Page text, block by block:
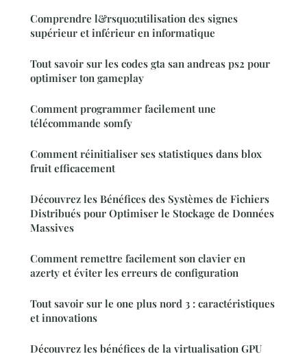
Comprendre l&rsquo;utilisation des signes
supérieur et inférieur en informatique
Tout savoir sur les codes gta san andreas ps2 pour
optimiser ton gameplay
Comment programmer facilement une
télécommande somfy
Comment réinitialiser ses statistiques dans blox
fruit efficacement
Découvrez les Bénéfices des Systèmes de Fichiers
Distribués pour Optimiser le Stockage de Données
Massives
Comment remettre facilement son clavier en
azerty et éviter les erreurs de configuration
Tout savoir sur le one plus nord 3 : caractéristiques
et innovations
Découvrez les bénéfices de la virtualisation GPU